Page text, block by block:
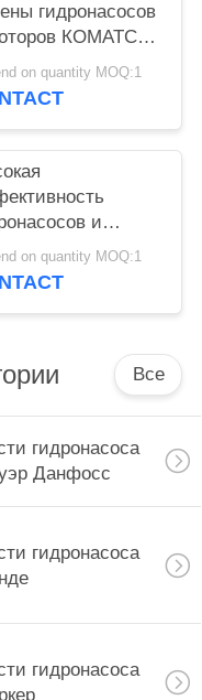
гидронасосов
КОМАТСУ
7on quantity MOQ:1
и
поршеня
Рексротх
on quantity MOQ:1
Все
гидронасоса
Данфосс
гидронасоса
гидронасоса